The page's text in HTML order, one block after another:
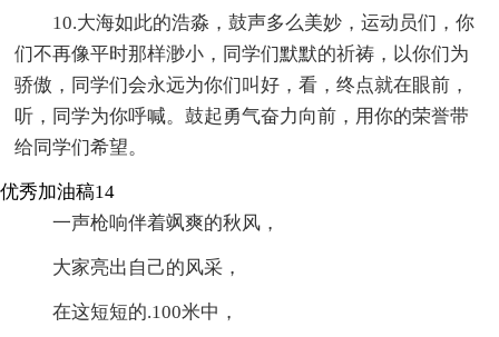
10.大海如此的浩淼，鼓声多么美妙，运动员们，你
们不再像平时那样渺小，同学们默默的祈祷，以你们为
骄傲，同学们会永远为你们叫好，看，终点就在眼前，
听，同学为你呼喊。鼓起勇气奋力向前，用你的荣誉带
给同学们希望。
优秀加油稿14
一声枪响伴着飒爽的秋风，
大家亮出自己的风采，
在这短短的.100米中，